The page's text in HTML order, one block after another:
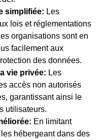
simplifiée: Les
lois et réglementations
organisations sont en
facilement aux
des données.
vie privée: Les
accès non autorisés
garantissant ainsi le
utilisateurs.
En limitant
les hébergeant dans des